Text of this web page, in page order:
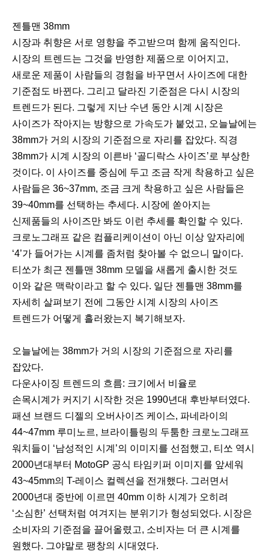
젠틀맨 38mm
시장과 취향은 서로 영향을 주고받으며 함께 움직인다.
시장의 트렌드는 그것을 반영한 제품으로 이어지고,
새로운 제품이 사람들의 경험을 바꾸면서 사이즈에 대한
기준점도 바뀐다. 그리고 달라진 기준점은 다시 시장의
트렌드가 된다. 그렇게 지난 수년 동안 시계 시장은
사이즈가 작아지는 방향으로 가속도가 붙었고, 오늘날에는
38mm가 거의 시장의 기준점으로 자리를 잡았다. 직경
38mm가 시계 시장의 이른바 ‘골디락스 사이즈’로 부상한
것이다. 이 사이즈를 중심에 두고 조금 작게 착용하고 싶은
사람들은 36~37mm, 조금 크게 착용하고 싶은 사람들은
39~40mm를 선택하는 추세다. 시장에 쏟아지는
신제품들의 사이즈만 봐도 이런 추세를 확인할 수 있다.
크로노그래프 같은 컴플리케이션이 아닌 이상 앞자리에
‘4’가 들어가는 시계를 좀처럼 찾아볼 수 없으니 말이다.
티쏘가 최근 젠틀맨 38mm 모델을 새롭게 출시한 것도
이와 같은 맥락이라고 할 수 있다. 일단 젠틀맨 38mm를
자세히 살펴보기 전에 그동안 시계 시장의 사이즈
트렌드가 어떻게 흘러왔는지 복기해보자.
오늘날에는 38mm가 거의 시장의 기준점으로 자리를
잡았다.
다운사이징 트렌드의 흐름: 크기에서 비율로
손목시계가 커지기 시작한 것은 1990년대 후반부터였다.
패션 브랜드 디젤의 오버사이즈 케이스, 파네라이의
44~47mm 루미노르, 브라이틀링의 두툼한 크로노그래프
워치들이 ‘남성적인 시계’의 이미지를 선점했고, 티쏘 역시
2000년대부터 MotoGP 공식 타임키퍼 이미지를 앞세워
43~45mm의 T-레이스 컬렉션을 전개했다. 그러면서
2000년대 중반에 이르면 40mm 이하 시계가 오히려
‘소심한’ 선택처럼 여겨지는 분위기가 형성되었다. 시장은
소비자의 기준점을 끌어올렸고, 소비자는 더 큰 시계를
원했다. 그야말로 팽창의 시대였다.